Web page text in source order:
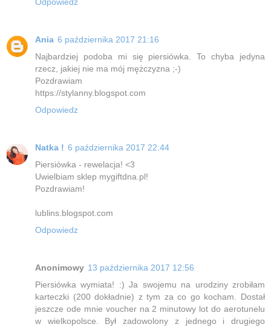
Odpowiedz
Ania 6 października 2017 21:16
Najbardziej podoba mi się piersiówka. To chyba jedyna
rzecz, jakiej nie ma mój mężczyzna ;-)
Pozdrawiam
https://stylanny.blogspot.com
Odpowiedz
Natka ! 6 października 2017 22:44
Piersiówka - rewelacja! <3
Uwielbiam sklep mygiftdna.pl!
Pozdrawiam!
lublins.blogspot.com
Odpowiedz
Anonimowy 13 października 2017 12:56
Piersiówka wymiata! :) Ja swojemu na urodziny zrobiłam
karteczki (200 dokładnie) z tym za co go kocham. Dostał
jeszcze ode mnie voucher na 2 minutowy lot do aerotunelu
w wielkopolsce. Był zadowolony z jednego i drugiego